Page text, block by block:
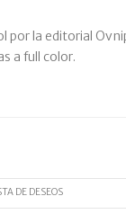
por la editorial
a full color.
DE DESEOS